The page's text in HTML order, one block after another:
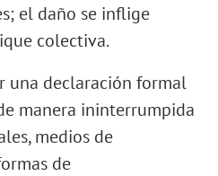
el daño se inflige
colectiva.
una declaración formal
manera ininterrumpida
medios de
de